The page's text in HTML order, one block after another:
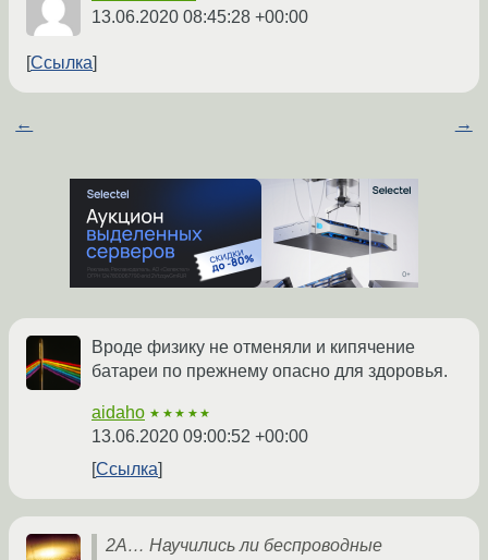
13.06.2020 08:45:28 +00:00
Ссылка
← →
Вроде физику не отменяли и кипячение
батареи по прежнему опасно для здоровья.
aidaho ★★★★★
13.06.2020 09:00:52 +00:00
Ссылка
2А… Научились ли беспроводные